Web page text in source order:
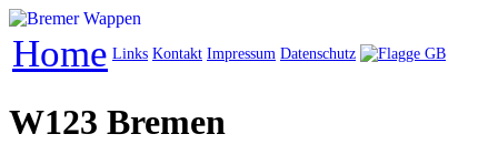
Home Links Kontakt Impressum Datenschutz
W123 Bremen